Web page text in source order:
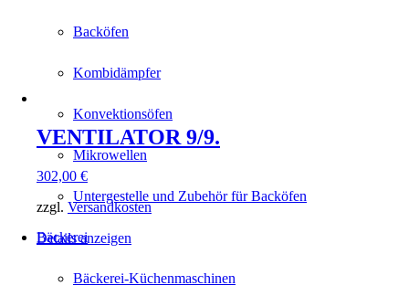
Backöfen
Kombidämpfer
Konvektionsöfen
Mikrowellen
Untergestelle und Zubehör für Backöfen
Bäckerei
Bäckerei-Küchenmaschinen
VENTILATOR 9/9.
302,00 €
zzgl. Versandkosten
Details anzeigen